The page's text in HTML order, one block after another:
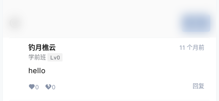
钓月樵云
学前班 Lv0
11 个月前
hello
0 0 回复